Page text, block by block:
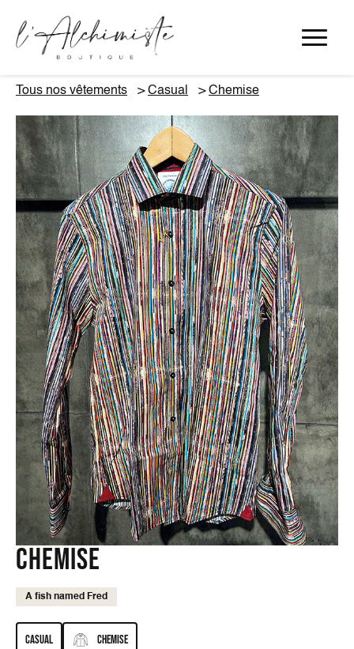
Tous nos vêtements Casual Chemise
Chemise
A fish named Fred
Casual Chemise